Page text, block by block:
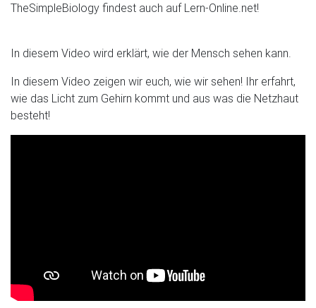
TheSimpleBiology findest auch auf Lern-Online.net!
In diesem Video wird erklärt, wie der Mensch sehen kann.
In diesem Video zeigen wir euch, wie wir sehen! Ihr erfahrt,
wie das Licht zum Gehirn kommt und aus was die Netzhaut
besteht!